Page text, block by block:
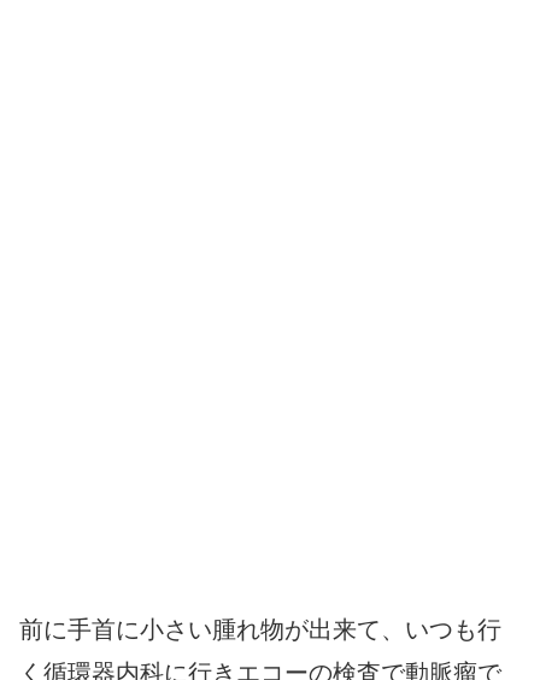
前に手首に小さい腫れ物が出来て、いつも行
く循環器内科に行きエコーの検査で動脈瘤で